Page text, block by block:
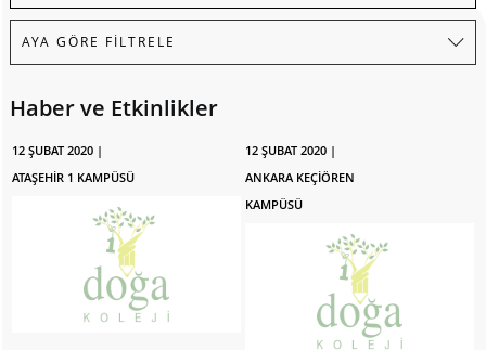
Haber ve Etkinlikler
12 ŞUBAT 2020 |
ATAŞEHİR 1 KAMPÜSÜ
12 ŞUBAT 2020 |
ANKARA KEÇİÖREN
KAMPÜSÜ